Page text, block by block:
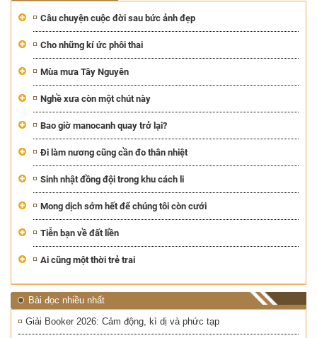
Câu chuyện cuộc đời sau bức ảnh đẹp
Cho những kí ức phôi thai
Mùa mưa Tây Nguyên
Nghề xưa còn một chút này
Bao giờ manocanh quay trở lại?
Đi làm nương cũng cần đo thân nhiệt
Sinh nhật đồng đội trong khu cách li
Mong dịch sớm hết để chúng tôi còn cưới
Tiễn bạn về đất liền
Ai cũng một thời trẻ trai
Bài đọc nhiều nhất
Giải Booker 2026: Cảm động, kì dị và phức tạp